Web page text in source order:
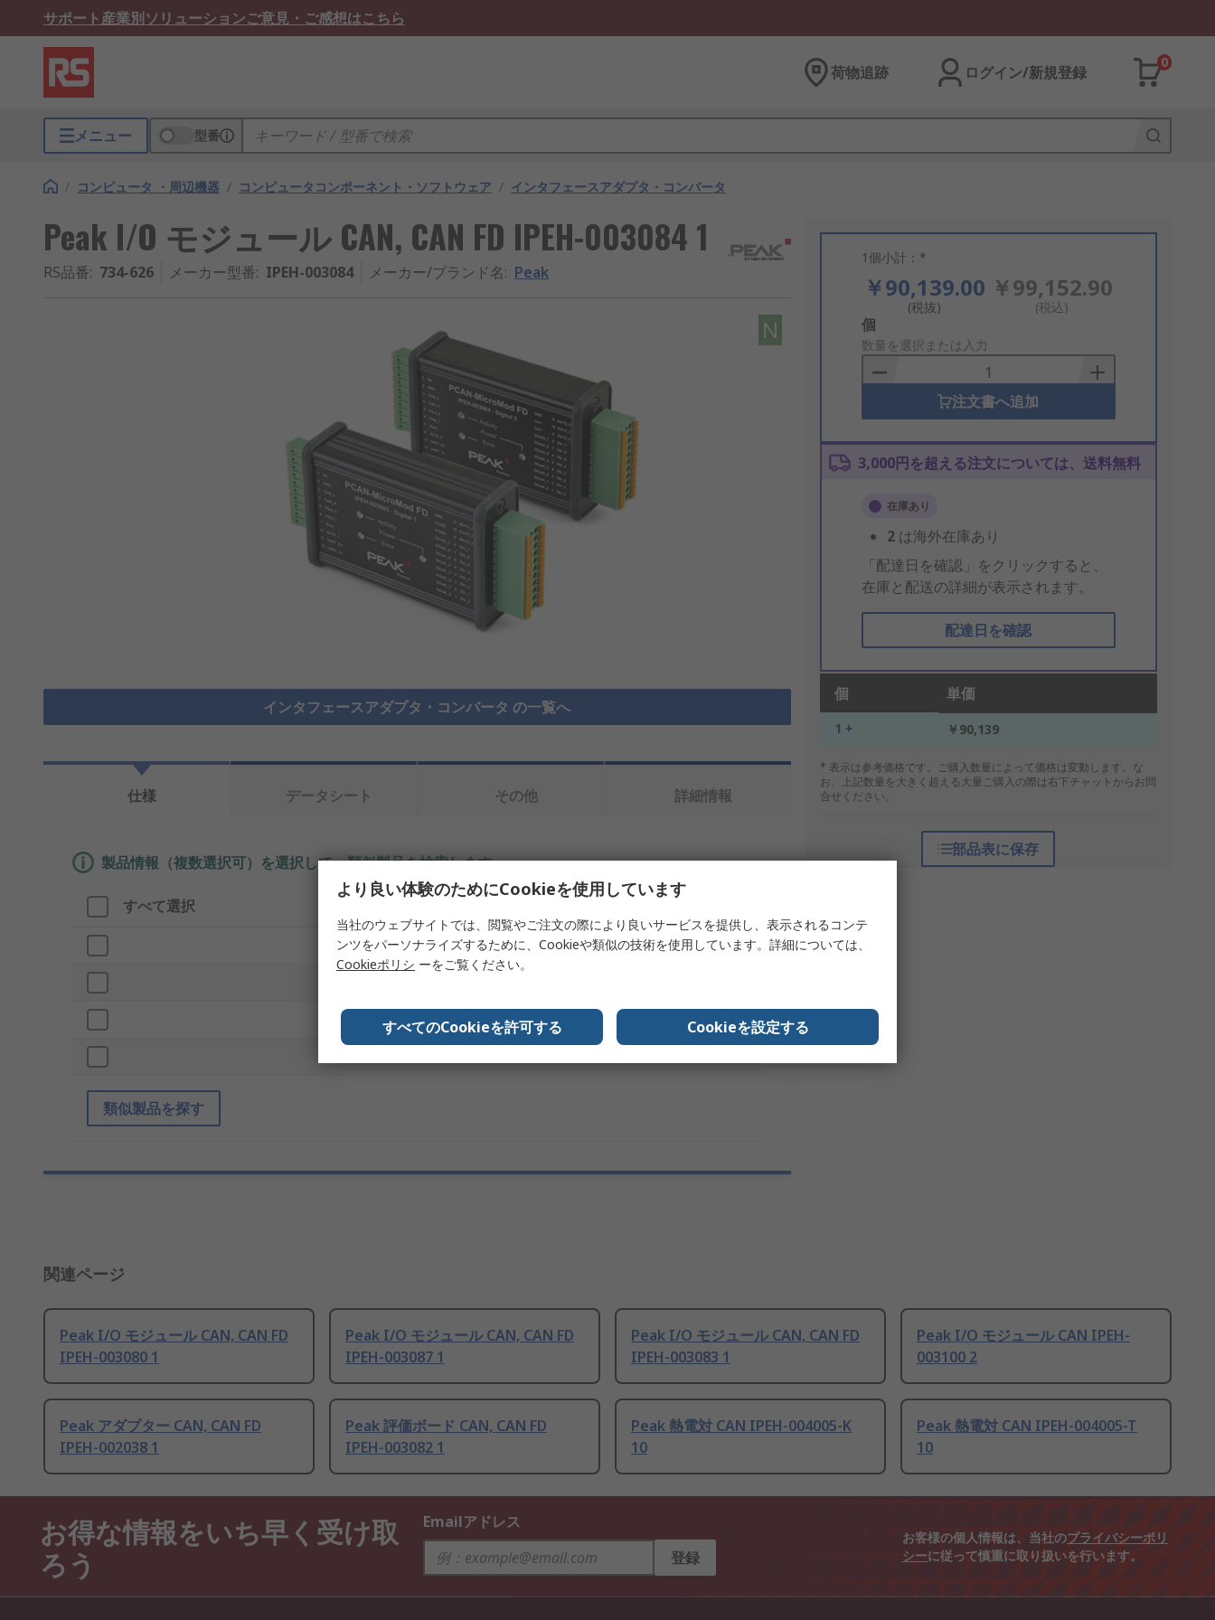
サポート産業別ソリューションご意見・ご感想はこちら
荷物追跡 ログイン/新規登録
0
メニュー 型番
/ コンピュータ ・周辺機器 / コンピュータコンポーネント・ソフトウェア / インタフェースアダプタ・コンバータ
Peak I/O モジュール CAN, CAN FD IPEH-003084 1
RS品番: 734-626 メーカー型番: IPEH-003084 メーカー/ブランド名: Peak
N
インタフェースアダプタ・コンバータ の一覧へ
1個小計：*
￥90,139.00
(税抜)
￥99,152.90
(税込)
Add
to
Basket
個
数量を選択または入力
注文書へ追加
3,000円を超える注文については、送料無料
在庫あり
2 は海外在庫あり
「配達日を確認」をクリックすると、
在庫と配送の詳細が表示されます。
配達日を確認
個 単価
1 + ￥90,139
* 表示は参考価格です。ご購入数量によって価格は変動します。な
お、上記数量を大きく超える大量ご購入の際は右下チャットからお問
合せください。
部品表に保存
仕様 データシート その他 詳細情報
製品情報（複数選択可）を選択して、類似製品を検索します。
すべて選択
ブランド Peak
プロダクトタイプ I/O モジュール
類似製品を探す
関連ページ
Peak I/O モジュール CAN, CAN FD
IPEH-003080 1
Peak I/O モジュール CAN, CAN FD
IPEH-003087 1
Peak I/O モジュール CAN, CAN FD
IPEH-003083 1
Peak I/O モジュール CAN IPEH-
003100 2
Peak アダプター CAN, CAN FD
IPEH-002038 1
Peak 評価ボード CAN, CAN FD
IPEH-003082 1
Peak 熱電対 CAN IPEH-004005-K
10
Peak 熱電対 CAN IPEH-004005-T
10
お得な情報をいち早く受け取
ろう
Emailアドレス
登録
お客様の個人情報は、当社のプライバシーポリ
シーに従って慎重に取り扱いを行います。
より良い体験のためにCookieを使用しています
当社のウェブサイトでは、閲覧やご注文の際により良いサービスを提供し、表示されるコンテ
ンツをパーソナライズするために、Cookieや類似の技術を使用しています。詳細については、
Cookieポリシ ーをご覧ください。
すべてのCookieを許可する Cookieを設定する